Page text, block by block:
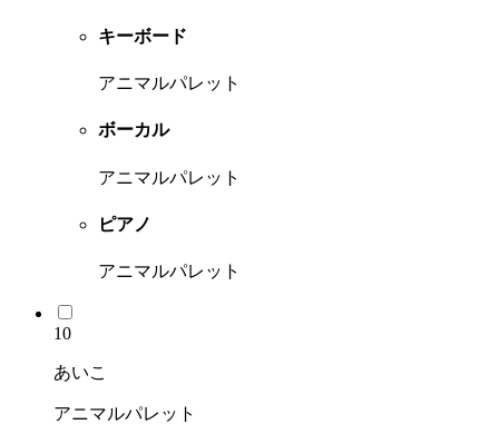
キーボード
アニマルパレット
ボーカル
アニマルパレット
ピアノ
アニマルパレット
10
あいこ
アニマルパレット